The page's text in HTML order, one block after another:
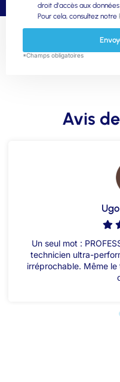
droit d'accès aux
Pour cela, consultez notre
*Champs obligatoires
Avis
Un seul mot :
technicien ultra-
irréprochable. Même le